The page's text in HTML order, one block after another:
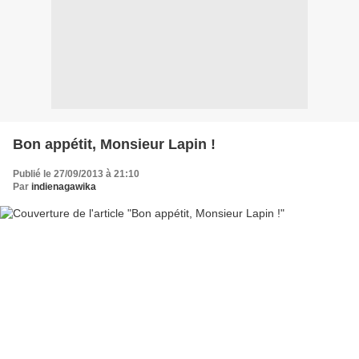
Bon appétit, Monsieur Lapin !
Publié le 27/09/2013 à 21:10
Par indienagawika